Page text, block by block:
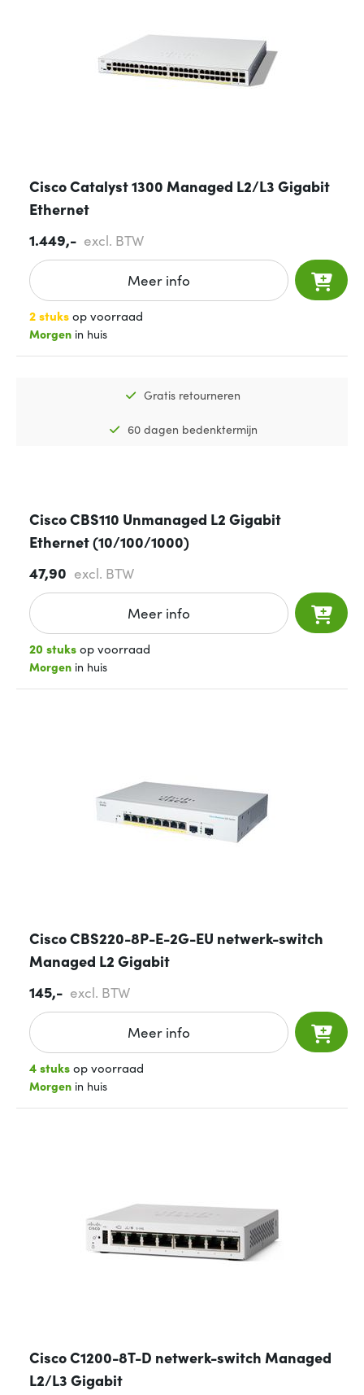
Cisco Catalyst 1300 Managed L2/L3 Gigabit
Ethernet
1.449,- excl. BTW
Meer info
2 stuksop voorraad
Morgen in huis
Gratis retourneren
60 dagen bedenktermijn
Cisco CBS110 Unmanaged L2 Gigabit
Ethernet (10/100/1000)
47,90 excl. BTW
Meer info
20 stuksop voorraad
Morgen in huis
Cisco CBS220-8P-E-2G-EU netwerk-switch
Managed L2 Gigabit
145,- excl. BTW
Meer info
4 stuksop voorraad
Morgen in huis
Cisco C1200-8T-D netwerk-switch Managed
L2/L3 Gigabit